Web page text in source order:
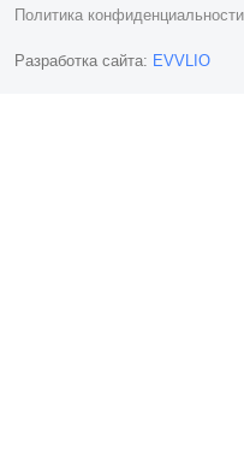
Политика конфиденциальности
Разработка сайта: EVVLIO